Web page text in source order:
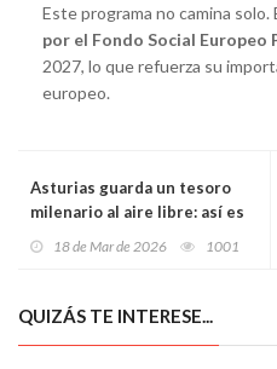
Este programa no camina solo.
por el Fondo Social Europeo
2027, lo que refuerza su
europeo.
Asturias guarda un tesoro
milenario al aire libre: así es
18 de Mar de 2026 1001
QUIZÁS TE INTERESE...